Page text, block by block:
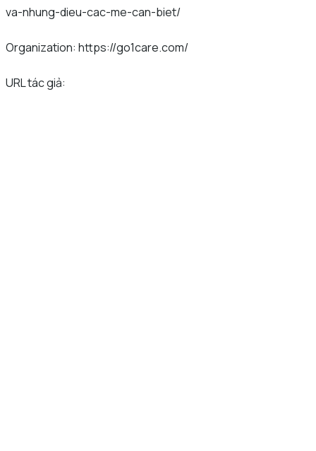
va-nhung-dieu-cac-me-can-biet/
Organization: https://go1care.com/
URL tác giả: